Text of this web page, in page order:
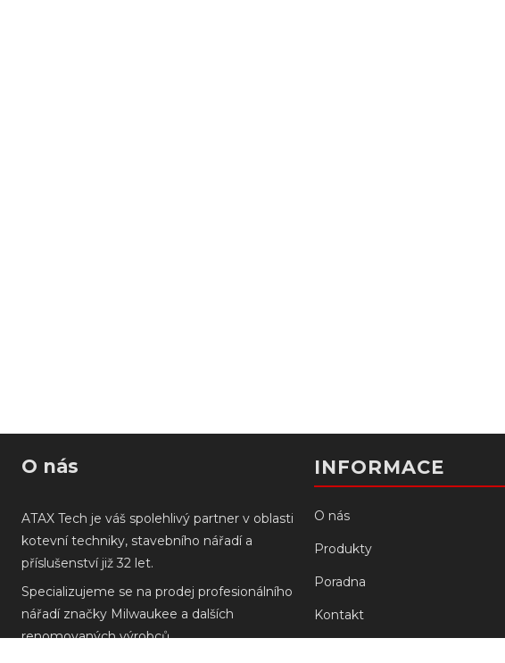
O nás
ATAX Tech je váš spolehlivý partner v oblasti
kotevní techniky, stavebního nářadí a
příslušenství již 32 let.
Specializujeme se na prodej profesionálního
nářadí značky Milwaukee a dalších
renomovaných výrobců.
INFORMACE
O nás
Produkty
Poradna
Kontakt